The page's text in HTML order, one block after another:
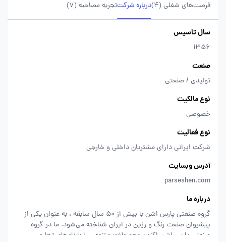
فرصت‌های شغلی (4) درباره شرکتتجربه مصاحبه (7)
سال تاسیس
1356
صنعت
تولیدی / صنعتی
نوع مالکیت
خصوصی
نوع فعالیت
شرکت ایرانی دارای مشتریان داخلی و خارجی
آدرس وبسایت
parseshen.com
درباره ما
گروه صنعتی پارس اشن با بیش از 50 سال سابقه ، به عنوان یکی از
پیشروان صنعت رنگ و رزین در ایران شناخته می‌شود. ما در گروه
صنعتی پارس اشن اکنون محصولات متنوعی را با نام‌های تجاری